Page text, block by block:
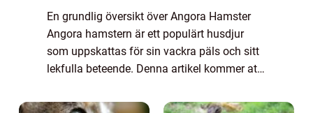
En grundlig översikt över Angora Hamster
Angora hamstern är ett populärt husdjur
som uppskattas för sin vackra päls och sitt
lekfulla beteende. Denna artikel kommer att
angora hamster och undersöka olika